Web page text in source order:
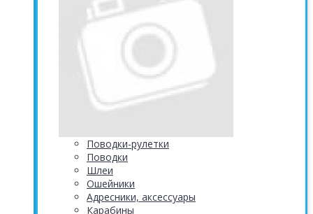
Поводки-рулетки
Поводки
Шлеи
Ошейники
Адресники, аксессуары
Карабины